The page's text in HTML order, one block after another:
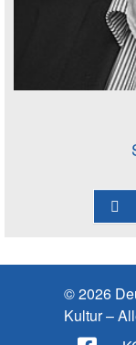
© 2026
Kultur –